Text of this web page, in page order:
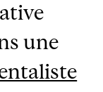
une